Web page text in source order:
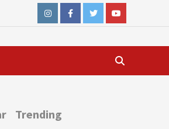
InstagramFacebookTwitterYoutube
Trending